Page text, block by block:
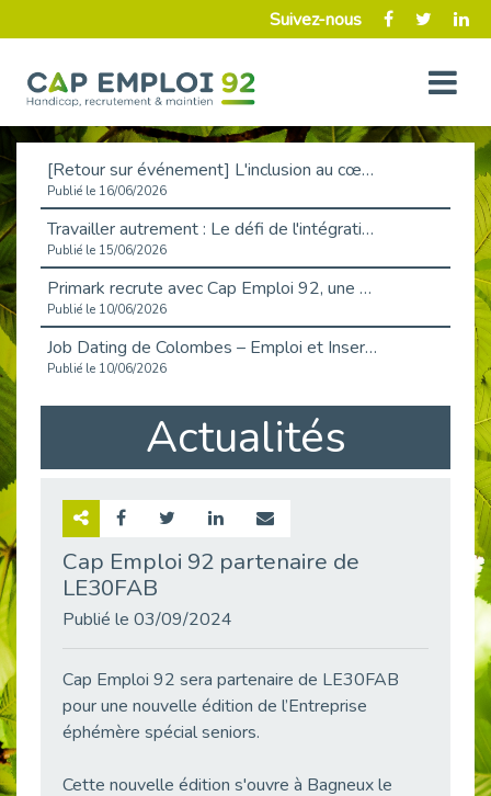
Suivez-nous
[Retour sur événement] L'inclusion au cœur de la Place de l'Emploi à La Défense !
Publié le 16/06/2026
Travailler autrement : Le défi de l'intégration des maladies chroniques en entreprise
Publié le 15/06/2026
Primark recrute avec Cap Emploi 92, une matinée couronnée de succès !
Publié le 10/06/2026
Job Dating de Colombes – Emploi et Insertion
Publié le 10/06/2026
Aborder l'entretien et la situation de handicap en toute confiance
Publié le 09/06/2026
Retour sur l’atelier « Optimiser sa recherche d’emploi »
Et si le handicap ne définissait plus la carrière ?
« Confiance en soi et acceptation du handicap » : un levier puissant vers l’emploi
Publié le 22/05/2026
Publié le 21/05/2026
Actualités
Cap Emploi 92 partenaire de
LE30FAB
Publié le 03/09/2024
Cap Emploi 92 sera partenaire de LE30FAB
pour une nouvelle édition de l’Entreprise
éphémère spécial seniors.
Cette nouvelle édition s'ouvre à Bagneux le